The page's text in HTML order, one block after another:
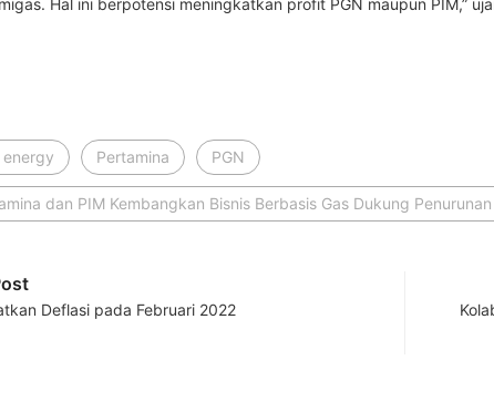
Hal ini berpotensi meningkatkan profit PGN maupun PIM,”
Pertamina PGN
dan PIM Kembangkan Bisnis Berbasis Gas Dukung
Deflasi pada Februari 2022